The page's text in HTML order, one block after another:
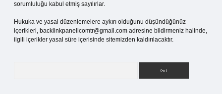
sorumluluğu kabul etmiş sayılırlar.
Hukuka ve yasal düzenlemelere aykırı olduğunu düşündüğünüz
içerikleri, backlinkpanelicomtr@gmail.com adresine bildirmeniz halinde,
ilgili içerikler yasal süre içerisinde sitemizden kaldırılacaktır.